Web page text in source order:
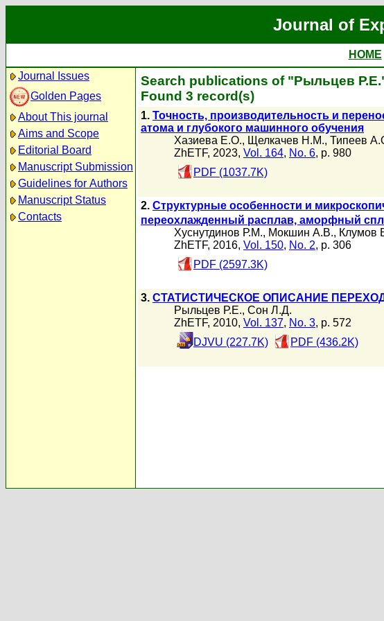
Journal of
HOME
Journal Issues
Golden Pages
About This journal
Aims and Scope
Editorial Board
Manuscript Submission
Guidelines for Authors
Manuscript Status
Contacts
Search publications of "Рыльцев
Found 3 record(s)
1. Точность, производительность и
атома и глубокого машинного обучения
Хазиева Е.О., Щелкачев Н.М., Типеев
ZhETF, 2023, Vol. 164, No. 6, p. 980
PDF (1037.7K)
2. Структурные особенности и
переохлажденный расплав, аморфный
Хуснутдинов Р.М., Мокшин А.В., Клумов
ZhETF, 2016, Vol. 150, No. 2, p. 306
PDF (2597.3K)
3. СТАТИСТИЧЕСКОЕ ОПИСАНИЕ
Рыльцев Р.Е., Сон Л.Д.
ZhETF, 2010, Vol. 137, No. 3, p. 572
DJVU (227.7K)
PDF (436.2K)